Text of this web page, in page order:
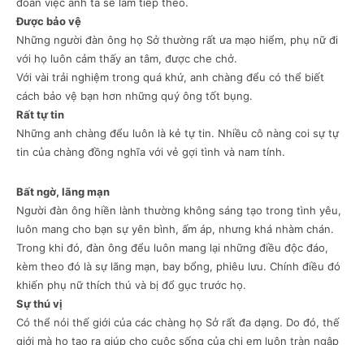
Được bảo vệ
Những người đàn ông họ Sở thường rất ưa mạo hiểm, phụ nữ đi
với họ luôn cảm thấy an tâm, được che chở.
Với vài trải nghiệm trong quá khứ, anh chàng đểu có thể biết
cách bảo vệ bạn hơn những quý ông tốt bụng.
Rất tự tin
Những anh chàng đểu luôn là kẻ tự tin. Nhiều cô nàng coi sự tự
tin của chàng đồng nghĩa với vẻ gợi tình và nam tính.
Bất ngờ, lãng mạn
Người đàn ông hiền lành thường không sáng tạo trong tình yêu,
luôn mang cho bạn sự yên bình, ấm áp, nhưng khá nhàm chán.
Trong khi đó, đàn ông đểu luôn mang lại những điều độc đáo,
kèm theo đó là sự lãng mạn, bay bổng, phiêu lưu. Chính điều đó
khiến phụ nữ thích thú và bị đổ gục trước họ.
Sự thú vị
Có thể nói thế giới của các chàng họ Sở rất đa dạng. Do đó, thế
giới mà họ tạo ra giúp cho cuộc sống của chị em luôn tràn ngập